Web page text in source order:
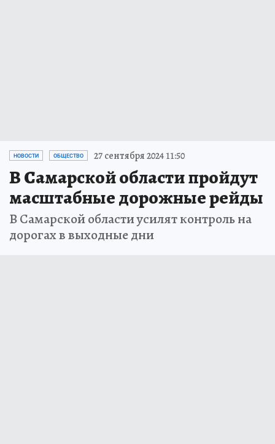
НОВОСТИ ОБЩЕСТВО 27 сентября 2024 11:50
В Самарской области пройдут
масштабные дорожные рейды
В Самарской области усилят контроль на
дорогах в выходные дни